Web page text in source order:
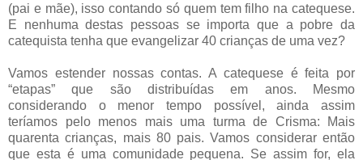
(pai e mãe), isso contando só quem tem filho na catequese.
E nenhuma destas pessoas se importa que a pobre da
catequista tenha que evangelizar 40 crianças de uma vez?
Vamos estender nossas contas. A catequese é feita por
“etapas” que são distribuídasem anos. Mesmo
considerando o menor tempo possível, ainda assim
teríamos pelo menos mais uma turma de Crisma: Mais
quarenta crianças, mais 80 pais. Vamos considerar então
que esta é uma comunidade pequena. Se assim for, ela